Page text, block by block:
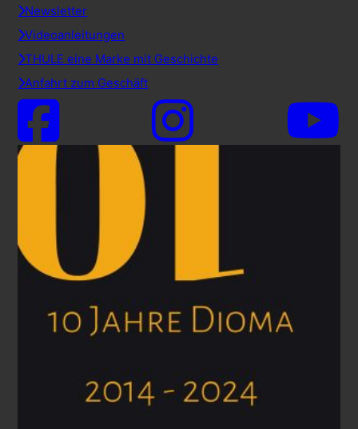
Newsletter
Videoanleitungen
THULE eine Marke mit Geschichte
Anfahrt zum Geschäft